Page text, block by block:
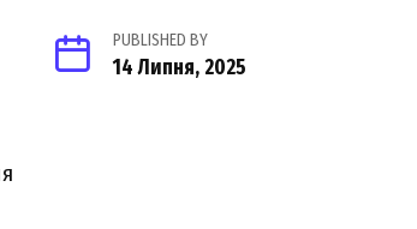
PUBLISHED BY
14 Липня, 2025